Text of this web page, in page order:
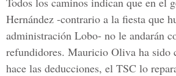
Hernández -contrario a la fiesta que
administración Lobo- no le andarán
refundidores. Mauricio Oliva ha sido
hace las deducciones, el TSC lo